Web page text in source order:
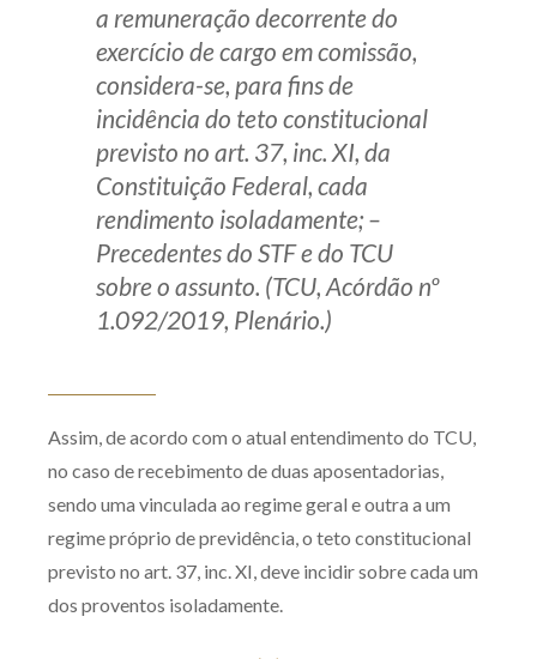
a remuneração decorrente do
exercício de cargo em comissão,
considera-se, para fins de
incidência do teto constitucional
previsto no art. 37, inc. XI, da
Constituição Federal, cada
rendimento isoladamente; –
Precedentes do STF e do TCU
sobre o assunto. (TCU, Acórdão nº
1.092/2019, Plenário.)
Assim, de acordo com o atual entendimento do TCU,
no caso de recebimento de duas aposentadorias,
sendo uma vinculada ao regime geral e outra a um
regime próprio de previdência, o teto constitucional
previsto no art. 37, inc. XI, deve incidir sobre cada um
dos proventos isoladamente.